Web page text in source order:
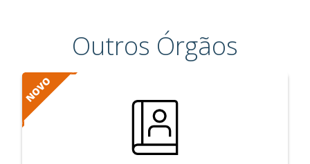
Outros Órgãos